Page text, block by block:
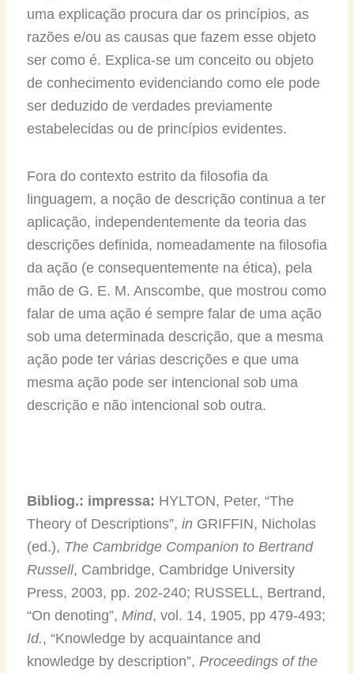
uma explicação procura dar os princípios, as
razões e/ou as causas que fazem esse objeto
ser como é. Explica-se um conceito ou objeto
de conhecimento evidenciando como ele pode
ser deduzido de verdades previamente
estabelecidas ou de princípios evidentes.
Fora do contexto estrito da filosofia da
linguagem, a noção de descrição continua a ter
aplicação, independentemente da teoria das
descrições definida, nomeadamente na filosofia
da ação (e consequentemente na ética), pela
mão de G. E. M. Anscombe, que mostrou como
falar de uma ação é sempre falar de uma ação
sob uma determinada descrição, que a mesma
ação pode ter várias descrições e que uma
mesma ação pode ser intencional sob uma
descrição e não intencional sob outra.
Bibliog.: impressa: HYLTON, Peter, “The
Theory of Descriptions”, in GRIFFIN, Nicholas
(ed.), The Cambridge Companion to Bertrand
Russell, Cambridge, Cambridge University
Press, 2003, pp. 202-240; RUSSELL, Bertrand,
“On denoting”, Mind, vol. 14, 1905, pp 479-493;
Id., “Knowledge by acquaintance and
knowledge by description”, Proceedings of the